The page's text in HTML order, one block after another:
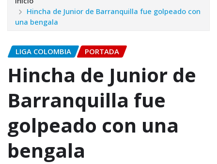
Hincha de Junior de Barranquilla fue golpeado con
una bengala
LIGA COLOMBIA PORTADA
Hincha de Junior de
Barranquilla fue
golpeado con una
bengala